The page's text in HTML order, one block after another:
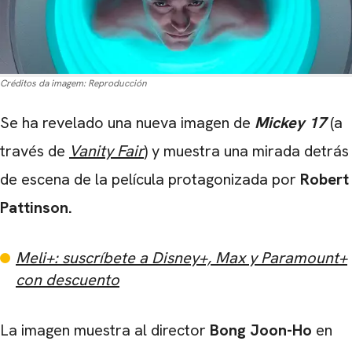
Créditos da imagem: Reproducción
Se ha revelado una nueva imagen de Mickey 17(a
través de Vanity Fair) y muestra una mirada detrás
de escena de la película protagonizada por Robert
Pattinson.
Meli+: suscríbete a Disney+, Max y Paramount+
con descuento
La imagen muestra al director Bong Joon-Ho en